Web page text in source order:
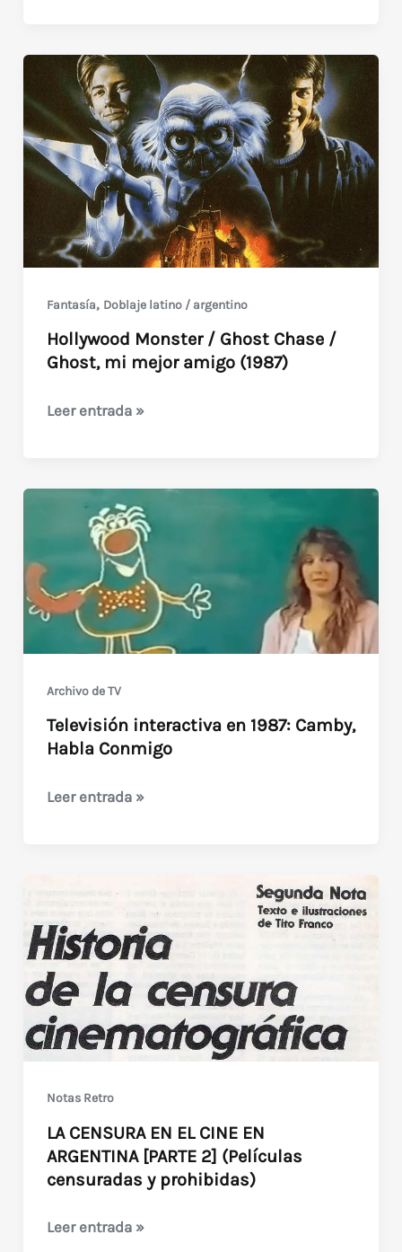
hechos
(1987
1994)
de
Leonardo
Polverino
Fantasía, Doblaje latino / argentino
Hollywood Monster / Ghost Chase /
Ghost, mi mejor amigo (1987)
Hollywood
Ghost
Chase
Ghost,
mi
mejor
amigo
Leer entrada »
Archivo de TV
Televisión interactiva en 1987: Camby,
Habla Conmigo
Televisión
Habla
Conmigo
Leer entrada »
Notas Retro
LA CENSURA EN EL CINE EN
ARGENTINA [PARTE 2] (Películas
censuradas y prohibidas)
LA
Leer entrada »